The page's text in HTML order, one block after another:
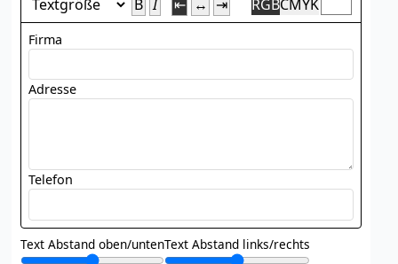
B I ⇤ ↔ ⇥ RGBCMYK
Firma
Adresse
Telefon
Text Abstand oben/untenText Abstand links/rechts